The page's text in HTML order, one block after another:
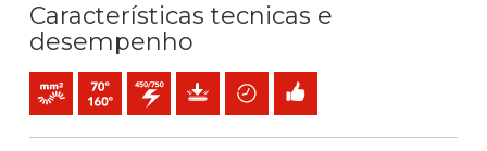
Características tecnicas e
desempenho
Condutor flexível cableado (classe 5) mm2
Temperatura máx. serviço: 70ºC / 160ºC
450 / 750 V C.A.Proteção mecânica
Poupança de tempo
Fácil instalação